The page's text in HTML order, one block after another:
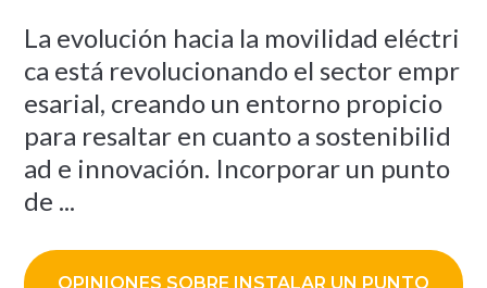
La evolución hacia la movilidad eléctri
ca está revolucionando el sector empr
esarial, creando un entorno propicio
para resaltar en cuanto a sostenibilid
ad e innovación. Incorporar un punto
de ...
OPINIONES SOBRE INSTALAR UN PUNTO